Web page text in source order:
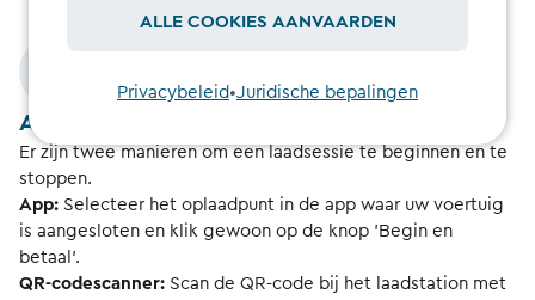
App
Er zijn twee manieren om een laadsessie te beginnen en te
stoppen.
App: Selecteer het oplaadpunt in de app waar uw voertuig
is aangesloten en klik gewoon op de knop 'Begin en
betaal'.
QR-codescanner: Scan de QR-code bij het laadstation met
ALLE COOKIES AANVAARDEN
Privacybeleid •Juridische bepalingen